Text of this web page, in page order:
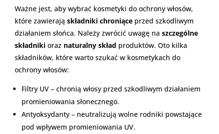
Ważne jest, aby wybrać kosmetyki do ochrony włosów,
które zawierają składniki chroniące przed szkodliwym
działaniem słońca. Należy zwrócić uwagę na szczególne
składniki oraz naturalny skład produktów. Oto kilka
składników, które warto szukać w kosmetykach do
ochrony włosów:
Filtry UV – chronią włosy przed szkodliwym działaniem
promieniowania słonecznego.
Antyoksydanty – neutralizują wolne rodniki powstające
pod wpływem promieniowania UV.